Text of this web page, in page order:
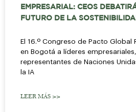
EMPRESARIAL: CEOS
FUTURO DE LA
El 16.º Congreso de Pacto Global
en Bogotá a líderes
representantes de Naciones
la IA
LEER MÁS >>